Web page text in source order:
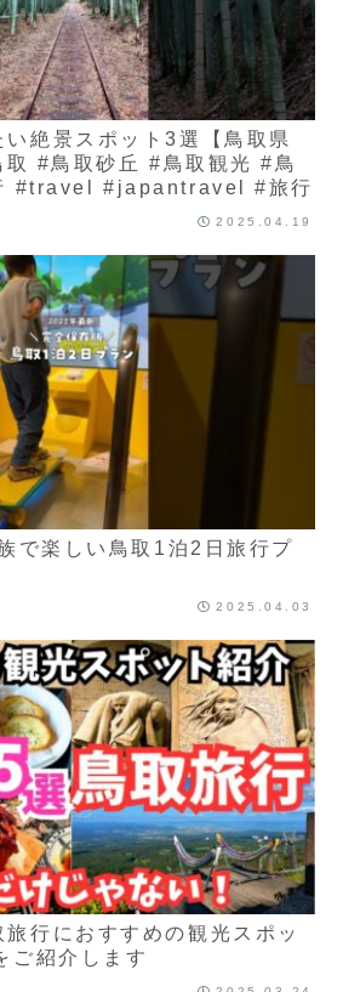
絶景スポット3選【鳥取県
#鳥取砂丘 #鳥取観光 #鳥
#travel #japantravel #旅行
2025.04.19
で楽しい鳥取1泊2日旅行プ
2025.04.03
旅行におすすめの観光スポッ
ご紹介します